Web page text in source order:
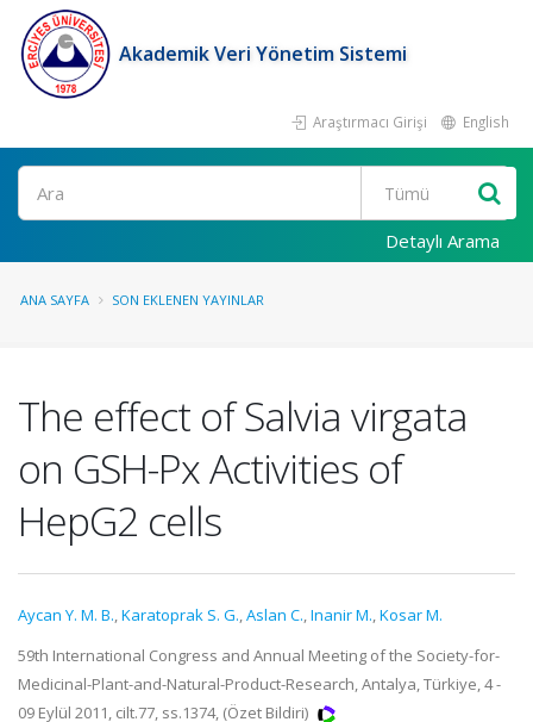
Akademik Veri Yönetim Sistemi
Araştırmacı Girişi English
Ara
Detaylı Arama
ANA SAYFA SON EKLENEN YAYINLAR
The effect of Salvia virgata
on GSH-Px Activities of
HepG2 cells
Aycan Y. M. B.,Karatoprak S. G.,Aslan C.,Inanir M.,Kosar M.
59th International Congress and Annual Meeting of the Society-for-
Medicinal-Plant-and-Natural-Product-Research, Antalya, Türkiye, 4 -
09 Eylül 2011, cilt.77, ss.1374, (Özet Bildiri)